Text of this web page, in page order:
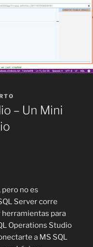
– Un Mini
no es
Server corre
para
Operations Studio
a MS SQL